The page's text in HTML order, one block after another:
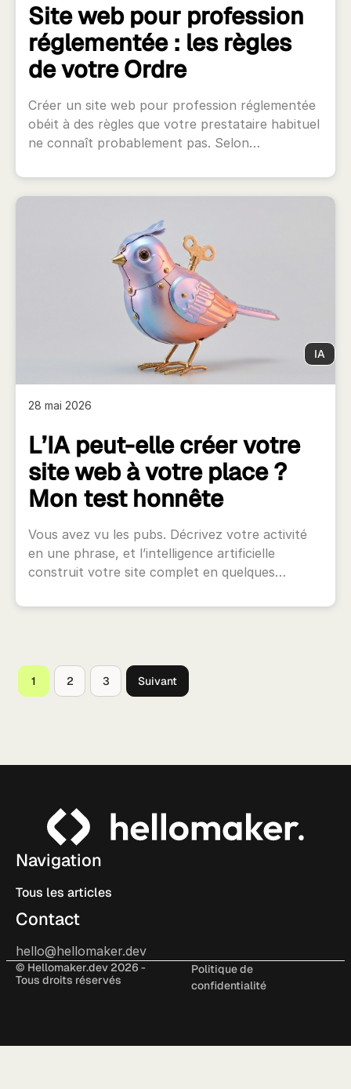
Site web pour profession
réglementée : les règles
de votre Ordre
Créer un site web pour profession réglementée
obéit à des règles que votre prestataire habituel
ne connaît probablement pas. Selon…
IA
28 mai 2026
L’IA peut-elle créer votre
site web à votre place ?
Mon test honnête
Vous avez vu les pubs. Décrivez votre activité
en une phrase, et l’intelligence artificielle
construit votre site complet en quelques…
1 2 3 Suivant
Navigation
Tous les articles
Contact
hello@hellomaker.dev
© Hellomaker.dev 2026 -
Tous droits réservés
Politique de
confidentialité